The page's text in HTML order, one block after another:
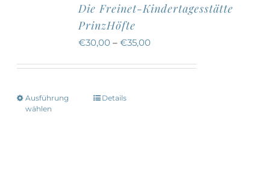
auf.
können
Die Freinet-Kindertagesstätte
PrinzHöfte
€30,00 –€35,00
Ausführung
wählen
Dieses
Details